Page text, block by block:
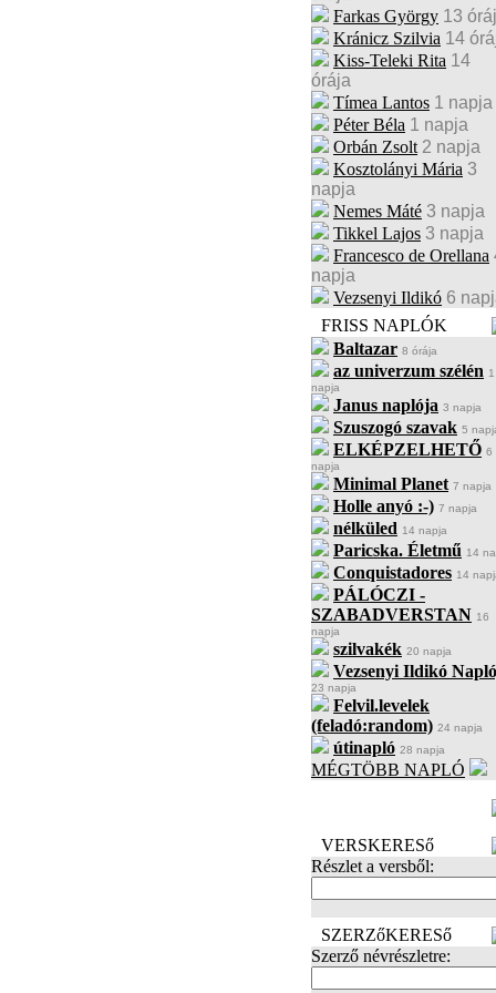
Farkas György 13
Kránicz Szilvia 14
Kiss-Teleki Rita 14
órája
Tímea Lantos 1 napja
Péter Béla 1 napja
Orbán Zsolt 2 napja
Kosztolányi Mária 3
napja
Nemes Máté 3 napja
Tikkel Lajos 3 napja
Francesco de Orellana
napja
Vezsenyi Ildikó 6
FRISS NAPLÓK
Baltazar 8 órája
az univerzum szélén 1
napja
Janus naplója 3 napja
Szuszogó szavak 5
ELKÉPZELHETŐ 6
napja
Minimal Planet 7 napja
Holle anyó :-) 7 napja
nélküled 14 napja
Paricska. Életmű 14
Conquistadores 14
PÁLÓCZI -
SZABADVERSTAN 16
napja
szilvakék 20 napja
Vezsenyi Ildikó
23 napja
Felvil.levelek
(feladó:random) 24 napja
útinapló 28 napja
MÉGTÖBB NAPLÓ
VERSKERESő
Részlet a versből:
SZERZőKERESő
Szerző névrészletre: